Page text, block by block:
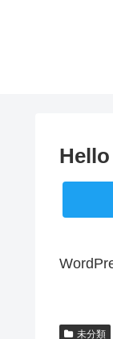
未分類